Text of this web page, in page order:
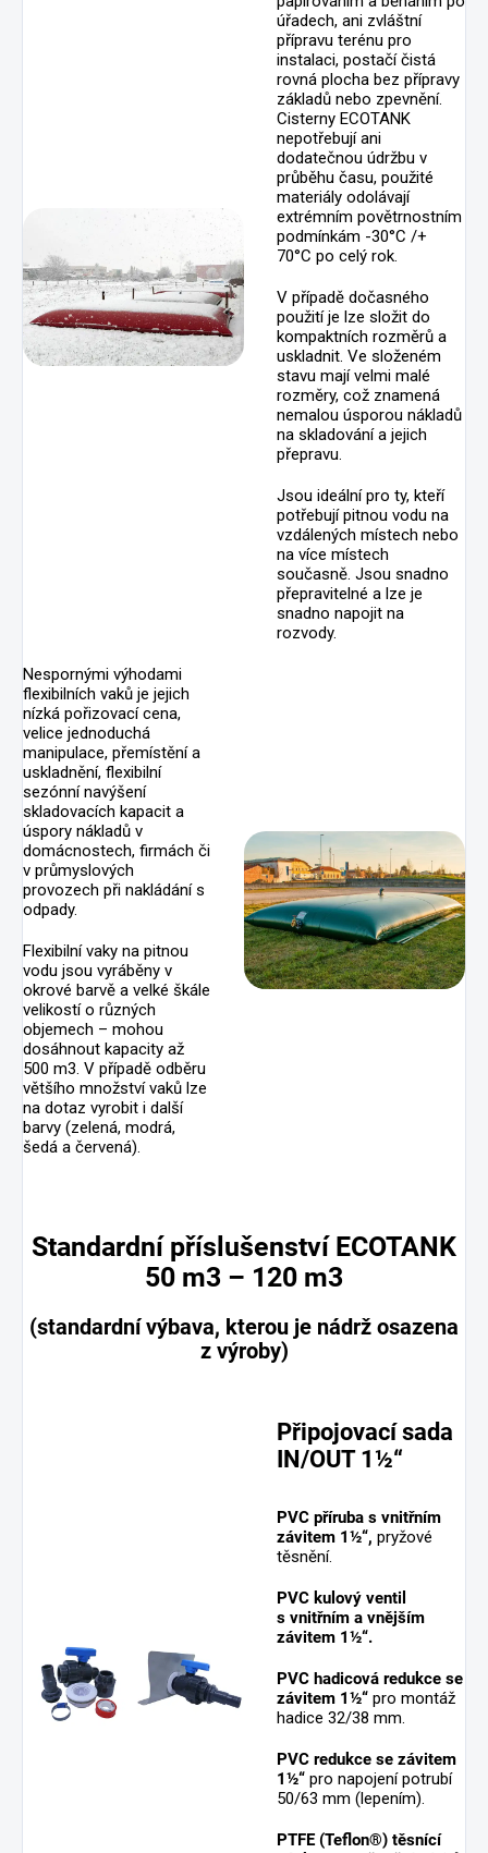
úřadech, ani zvláštní
přípravu terénu pro
instalaci, postačí čistá
rovná plocha bez přípravy
základů nebo zpevnění.
Cisterny ECOTANK
nepotřebují ani
dodatečnou údržbu v
průběhu času, použité
materiály odolávají
extrémním povětrnostním
podmínkám -30°C /+
70°C po celý rok.
V případě dočasného
použití je lze složit do
kompaktních rozměrů a
uskladnit. Ve složeném
stavu mají velmi malé
rozměry, což znamená
nemalou úsporou nákladů
na skladování a jejich
přepravu.
Jsou ideální pro ty, kteří
potřebují pitnou vodu na
vzdálených místech nebo
na více místech
současně. Jsou snadno
přepravitelné a lze je
snadno napojit na
rozvody.
Nespornými výhodami
flexibilních vaků je jejich
nízká pořizovací cena,
velice jednoduchá
manipulace, přemístění a
uskladnění, flexibilní
sezónní navýšení
skladovacích kapacit a
úspory nákladů v
domácnostech, firmách či
v průmyslových
provozech při nakládání s
odpady.
Flexibilní vaky na pitnou
vodu jsou vyráběny v
okrové barvě a velké škále
velikostí o různých
objemech – mohou
dosáhnout kapacity až
500 m3. V případě odběru
většího množství vaků lze
na dotaz vyrobit i další
barvy (zelená, modrá,
šedá a červená).
Standardní příslušenství ECOTANK
50 m3 – 120 m3
(standardní výbava, kterou je nádrž osazena
z výroby)
Připojovací sada
IN/OUT 1½“
PVC příruba s vnitřním
závitem 1½“, pryžové
těsnění.
PVC kulový ventil
s vnitřním a vnějším
závitem 1½“.
PVC hadicová redukce se
závitem 1½“ pro montáž
hadice 32/38 mm.
PVC redukce se závitem
1½“ pro napojení potrubí
50/63 mm (lepením).
PTFE (Teflon®) těsnící